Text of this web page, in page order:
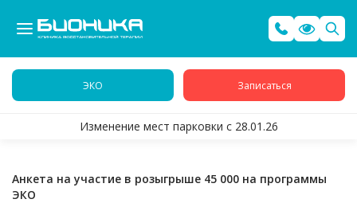
ЭКО Записаться
Изменение мест парковки с 28.01.26
Анкета на участие в розыгрыше 45 000 на программы
ЭКО